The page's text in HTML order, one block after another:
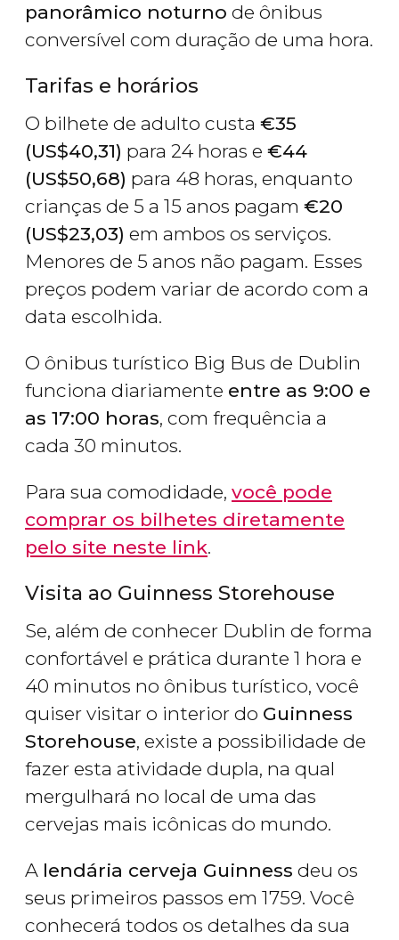
panorâmico noturno de ônibus
conversível com duração de uma hora.
Tarifas e horários
O bilhete de adulto custa €35
(US$40,31) para 24 horas e €44
(US$50,68) para 48 horas, enquanto
crianças de 5 a 15 anos pagam €20
(US$23,03) em ambos os serviços.
Menores de 5 anos não pagam. Esses
preços podem variar de acordo com a
data escolhida.
O ônibus turístico Big Bus de Dublin
funciona diariamente entre as 9:00 e
as 17:00 horas, com frequência a
cada 30 minutos.
Para sua comodidade, você pode
comprar os bilhetes diretamente
pelo site neste link.
Visita ao Guinness Storehouse
Se, além de conhecer Dublin de forma
confortável e prática durante 1 hora e
40 minutos no ônibus turístico, você
quiser visitar o interior do Guinness
Storehouse, existe a possibilidade de
fazer esta atividade dupla, na qual
mergulhará no local de uma das
cervejas mais icônicas do mundo.
A lendária cerveja Guinness deu os
seus primeiros passos em 1759. Você
conhecerá todos os detalhes da sua